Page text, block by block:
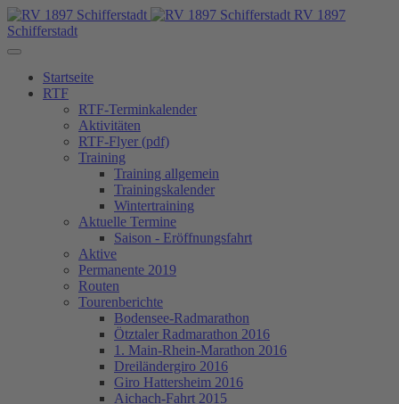
RV 1897
Schifferstadt
Startseite
RTF
RTF-Terminkalender
Aktivitäten
RTF-Flyer (pdf)
Training
Training allgemein
Trainingskalender
Wintertraining
Aktuelle Termine
Saison - Eröffnungsfahrt
Aktive
Permanente 2019
Routen
Tourenberichte
Bodensee-Radmarathon
Ötztaler Radmarathon 2016
1. Main-Rhein-Marathon 2016
Dreiländergiro 2016
Giro Hattersheim 2016
Aichach-Fahrt 2015